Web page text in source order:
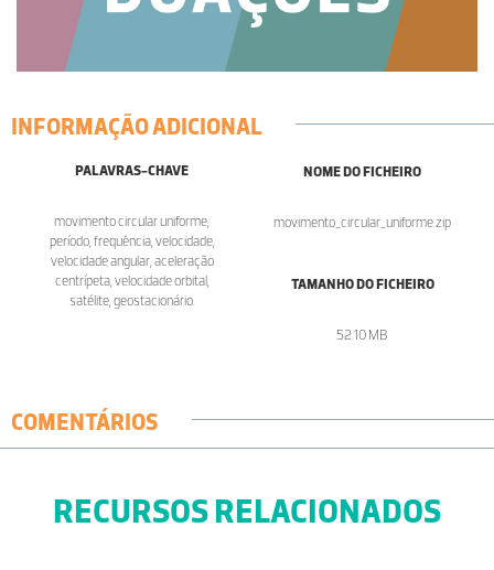
INFORMAÇÃO ADICIONAL
PALAVRAS-CHAVE
movimento circular uniforme,
período, frequência, velocidade,
velocidade angular, aceleração
centrípeta, velocidade orbital,
satélite, geostacionário.
NOME DO FICHEIRO
movimento_circular_uniforme.zip
TAMANHO DO FICHEIRO
52.10 MB
COMENTÁRIOS
RECURSOS RELACIONADOS